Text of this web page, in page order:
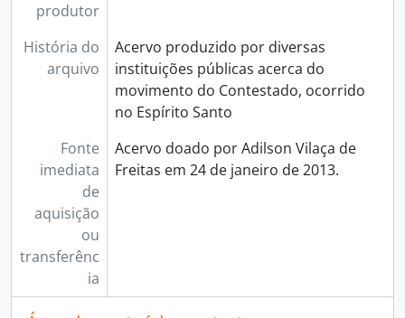
produtor
História do
arquivo
Acervo produzido por diversas
instituições públicas acerca do
movimento do Contestado, ocorrido
no Espírito Santo
Fonte
imediata
de
aquisição
ou
transferênc
ia
Acervo doado por Adilson Vilaça de
Freitas em 24 de janeiro de 2013.